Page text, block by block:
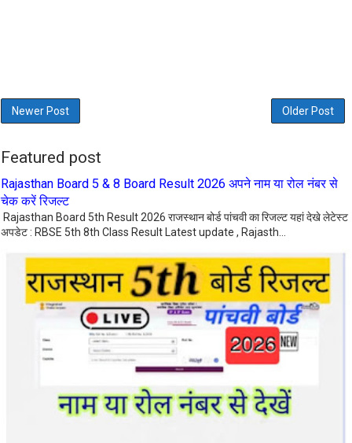
Newer Post Older Post
Featured post
Rajasthan Board 5 & 8 Board Result 2026 अपने नाम या रोल नंबर से
चेक करें रिजल्ट
Rajasthan Board 5th Result 2026 राजस्थान बोर्ड पांचवी का रिजल्ट यहां देखे लेटेस्ट
अपडेट : RBSE 5th 8th Class Result Latest update , Rajasth...